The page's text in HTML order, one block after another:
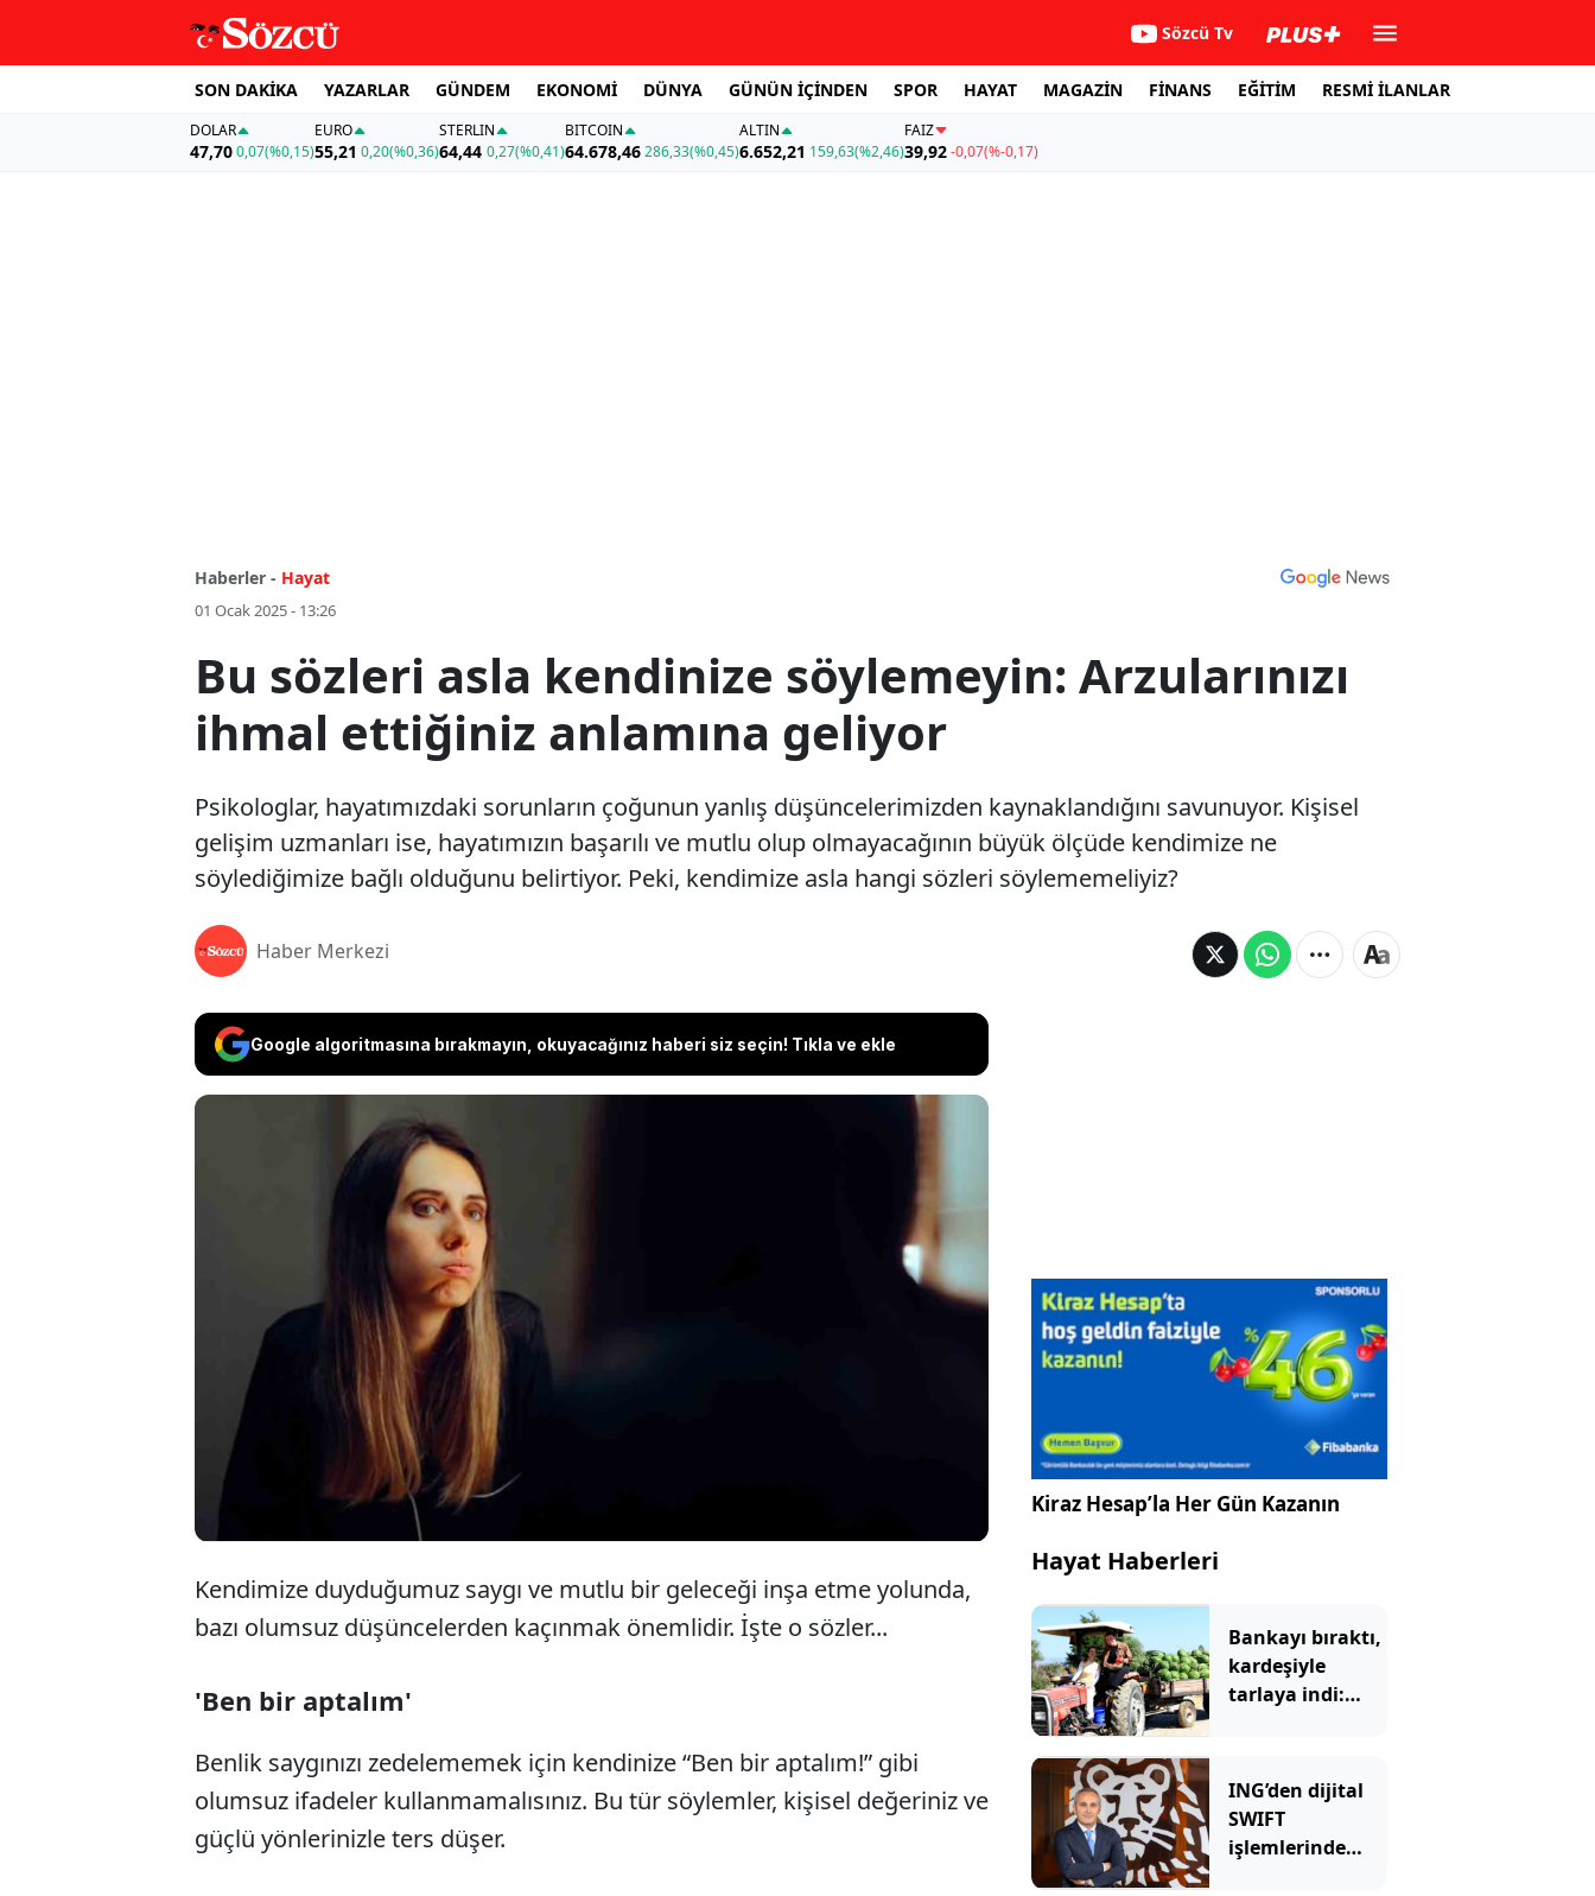
Sözcü Tv
SON DAKİKA YAZARLAR GÜNDEM EKONOMİ DÜNYA GÜNÜN İÇİNDEN SPOR HAYAT MAGAZİN FİNANS EĞİTİM RESMİ İLANLAR
DOLAR
47,700,07(%0,15)
EURO
55,21 0,20(%0,36)
STERLIN
64,44 0,27(%0,41)
BITCOIN
64.678,46286,33(%0,45)
ALTIN
6.652,21 159,63(%2,46)
FAİZ
39,92-0,07(%-0,17)
Haberler - Hayat
01 Ocak 2025 - 13:26
Bu sözleri asla kendinize söylemeyin: Arzularınızı
ihmal ettiğiniz anlamına geliyor
Psikologlar, hayatımızdaki sorunların çoğunun yanlış düşüncelerimizden kaynaklandığını savunuyor. Kişisel
gelişim uzmanları ise, hayatımızın başarılı ve mutlu olup olmayacağının büyük ölçüde kendimize ne
söylediğimize bağlı olduğunu belirtiyor. Peki, kendimize asla hangi sözleri söylememeliyiz?
Haber Merkezi
Google algoritmasına bırakmayın, okuyacağınız haberi siz seçin! Tıkla ve ekle
Psikologlar, hayatımızdaki sorunların çoğunun yanlış
düşüncelerimizden kaynaklandığını savunuyor. Kişisel gelişim
uzmanları ise, hayatımızın başarılı ve mutlu olup olmayacağının
büyük ölçüde kendimize ne söylediğimize bağlı olduğunu belirtiyor.
Peki, kendimize asla hangi sözleri söylememeliyiz?
Kendimize duyduğumuz saygı ve mutlu bir geleceği inşa etme yolunda,
bazı olumsuz düşüncelerden kaçınmak önemlidir. İşte o sözler...
'Ben bir aptalım'
Benlik saygınızı zedelememek için kendinize “Ben bir aptalım!” gibi
olumsuz ifadeler kullanmamalısınız. Bu tür söylemler, kişisel değeriniz ve
güçlü yönlerinizle ters düşer.
Kiraz Hesap’la Her Gün Kazanın
Hayat Haberleri
Bankayı bıraktı,
kardeşiyle
tarlaya indi:
ING’den dijital
SWIFT
işlemlerinde